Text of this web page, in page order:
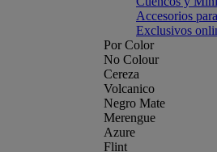
Accesorios
Exclusivos
Por Color
No Colour
Cereza
Volcanico
Negro Mate
Merengue
Azure
Flint